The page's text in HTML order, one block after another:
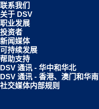
联系我们
关于 DSV
职业发展
投资者
新闻媒体
可持续发展
帮助支持
DSV 通讯 - 华中和华北
DSV 通讯 - 香港、澳门和华南
社交媒体内部规则